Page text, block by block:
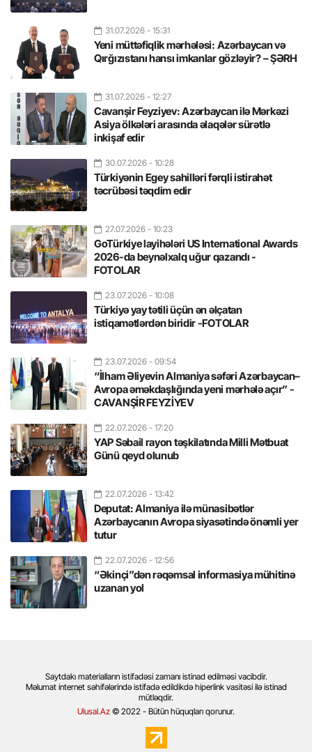
31.07.2026 - 15:31
Yeni müttəfiqlik mərhələsi: Azərbaycan və
Qırğızıstanı hansı imkanlar gözləyir? – ŞƏRH
31.07.2026 - 12:27
Cavanşir Feyziyev: Azərbaycan ilə Mərkəzi
Asiya ölkələri arasında əlaqələr sürətlə
inkişaf edir
30.07.2026 - 10:28
Türkiyənin Egey sahilləri fərqli istirahət
təcrübəsi təqdim edir
27.07.2026 - 10:23
GoTürkiye layihələri US International Awards
2026-da beynəlxalq uğur qazandı -
FOTOLAR
23.07.2026 - 10:08
Türkiyə yay tətili üçün ən əlçatan
istiqamətlərdən biridir -FOTOLAR
23.07.2026 - 09:54
“İlham Əliyevin Almaniya səfəri Azərbaycan–
Avropa əməkdaşlığında yeni mərhələ açır” -
CAVANŞİR FEYZİYEV
22.07.2026 - 17:20
YAP Səbail rayon təşkilatında Milli Mətbuat
Günü qeyd olunub
22.07.2026 - 13:42
Deputat: Almaniya ilə münasibətlər
Azərbaycanın Avropa siyasətində önəmli yer
tutur
22.07.2026 - 12:56
“Əkinçi”dən rəqəmsal informasiya mühitinə
uzanan yol
Saytdakı materialların istifadəsi zamanı istinad edilməsi vacibdir.
Məlumat internet səhifələrində istifadə edildikdə hiperlink vasitəsi ilə istinad
mütləqdir.
Ulusal.Az © 2022 - Bütün hüquqları qorunur.